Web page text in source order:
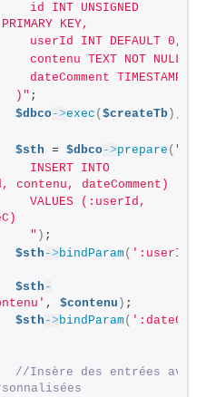
id INT UNSIGNED
KEY,
userId INT DEFAULT 0,
contenu TEXT NOT NULL,
dateComment TIMESTAMP
)"
;
$dbco->exec ( $createTb ) ;
$sth = $dbco->prepare ( "
INSERT INTO
contenu, dateComment)
VALUES (:userId,
"
) ;
$sth ->bindParam( ':userId'
$sth -
, $contenu ) ;
$sth ->bindParam( ':dateC'
//Insère des entrées avec